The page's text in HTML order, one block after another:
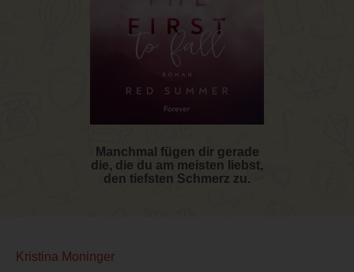
Manchmal fügen dir gerade
die, die du am meisten liebst,
den tiefsten Schmerz zu.
Kristina Moninger